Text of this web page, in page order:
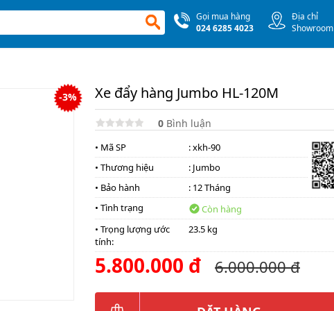
Gọi mua hàng
024 6285 4023
Địa chỉ
Showroom
-3% Xe đẩy hàng Jumbo HL-120M
0 Bình luận
• Mã SP
: xkh-90
• Thương hiệu
: Jumbo
• Bảo hành
: 12 Tháng
• Tình trạng
Còn hàng
• Trọng lượng ước
tính:
23.5 kg
5.800.000 đ 6.000.000 đ